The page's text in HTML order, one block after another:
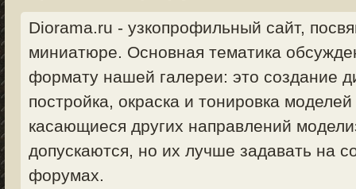
Diorama.ru - узкопрофильный сайт,
миниатюре. Основная тематика
формату нашей галереи: это создание
постройка, окраска и тонировка
касающиеся других направлений
допускаются, но их лучше задавать на
форумах.